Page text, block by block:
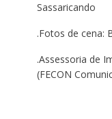
Sassaricando
.Fotos de cena:
.Assessoria de
(FECON